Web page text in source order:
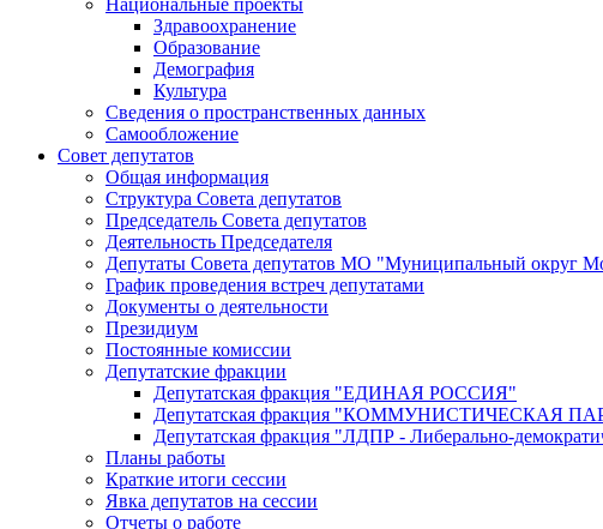
Здравоохранение
Образование
Демография
Культура
Сведения о пространственных данных
Самообложение
Совет депутатов
Общая информация
Структура Совета депутатов
Председатель Совета депутатов
Деятельность Председателя
Депутаты Совета депутатов МО "Муниципальный округ
График проведения встреч депутатами
Документы о деятельности
Президиум
Постоянные комиссии
Депутатские фракции
Депутатская фракция "ЕДИНАЯ РОССИЯ"
Депутатская фракция "КОММУНИСТИЧЕСКАЯ
Депутатская фракция "ЛДПР - Либерально-
Планы работы
Краткие итоги сессии
Явка депутатов на сессии
Отчеты о работе